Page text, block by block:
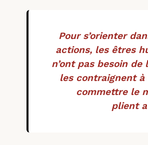
Pour s’orienter
actions, les êtres
n’ont pas besoin de
les contraignent à
commettre le
plient